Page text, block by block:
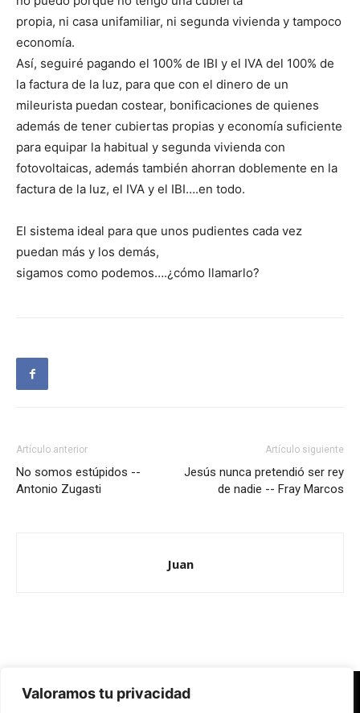
Valoramos tu privacidad
propia, ni casa unifamiliar, ni segunda vivienda y tampoco
economía.
Así, seguiré pagando el 100% de IBI y el IVA del 100% de
la factura de la luz, para que con el dinero de un
mileurista puedan costear, bonificaciones de quienes
además de tener cubiertas propias y economía suficiente
para equipar la habitual y segunda vivienda con
fotovoltaicas, además también ahorran doblemente en la
factura de la luz, el IVA y el IBI….en todo.
El sistema ideal para que unos pudientes cada vez
puedan más y los demás,
sigamos como podemos….¿cómo llamarlo?
Artículo anterior
No somos estúpidos --
Antonio Zugasti
Artículo siguiente
Jesús nunca pretendió ser rey
de nadie -- Fray Marcos
Juan
Redes Cristianas